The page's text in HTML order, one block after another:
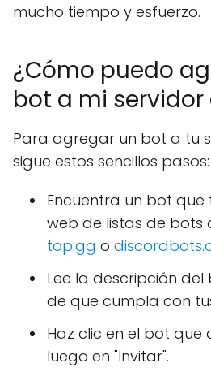
mucho tiempo y esfuerzo.
¿Cómo puedo
bot a mi servidor
Para agregar un bot a tu
sigue estos sencillos pasos:
Encuentra un bot que
web de listas de bots
top.gg o
Lee la descripción
de que cumpla con
Haz clic en el bot
luego en "Invitar".